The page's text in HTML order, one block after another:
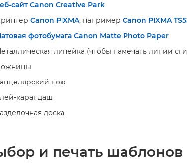
сайт Canon Creative Park
Canon PIXMA, например Canon PIXMA
фотобумага Canon Matte Photo Paper
линейка (чтобы намечать линии
нож
карандаш
доска
и печать шаблонов